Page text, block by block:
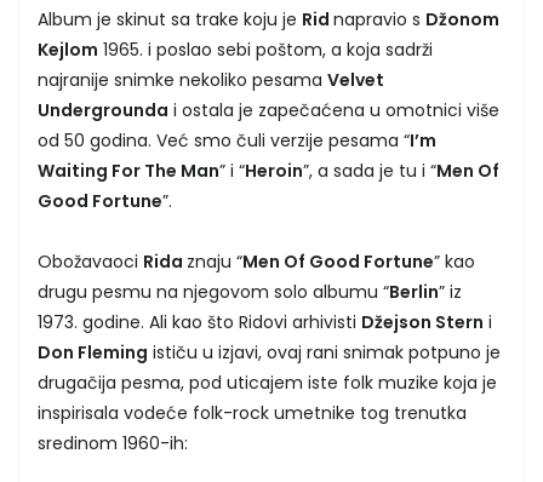
Album je skinut sa trake koju je Rid napravio s Džonom
Kejlom 1965. i poslao sebi poštom, a koja sadrži
najranije snimke nekoliko pesama Velvet
Undergrounda i ostala je zapečaćena u omotnici više
od 50 godina. Već smo čuli verzije pesama “I’m
Waiting For The Man” i “Heroin”, a sada je tu i “Men Of
Good Fortune”.
Obožavaoci Rida znaju “Men Of Good Fortune” kao
drugu pesmu na njegovom solo albumu “Berlin” iz
1973. godine. Ali kao što Ridovi arhivisti Džejson Stern i
Don Fleming ističu u izjavi, ovaj rani snimak potpuno je
drugačija pesma, pod uticajem iste folk muzike koja je
inspirisala vodeće folk-rock umetnike tog trenutka
sredinom 1960-ih: